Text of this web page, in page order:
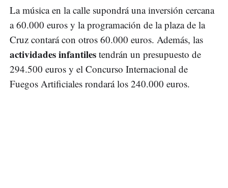
La música en la calle supondrá una inversión cercana
a 60.000 euros y la programación de la plaza de la
Cruz contará con otros 60.000 euros. Además, las
actividades infantiles tendrán un presupuesto de
294.500 euros y el Concurso Internacional de
Fuegos Artificiales rondará los 240.000 euros.